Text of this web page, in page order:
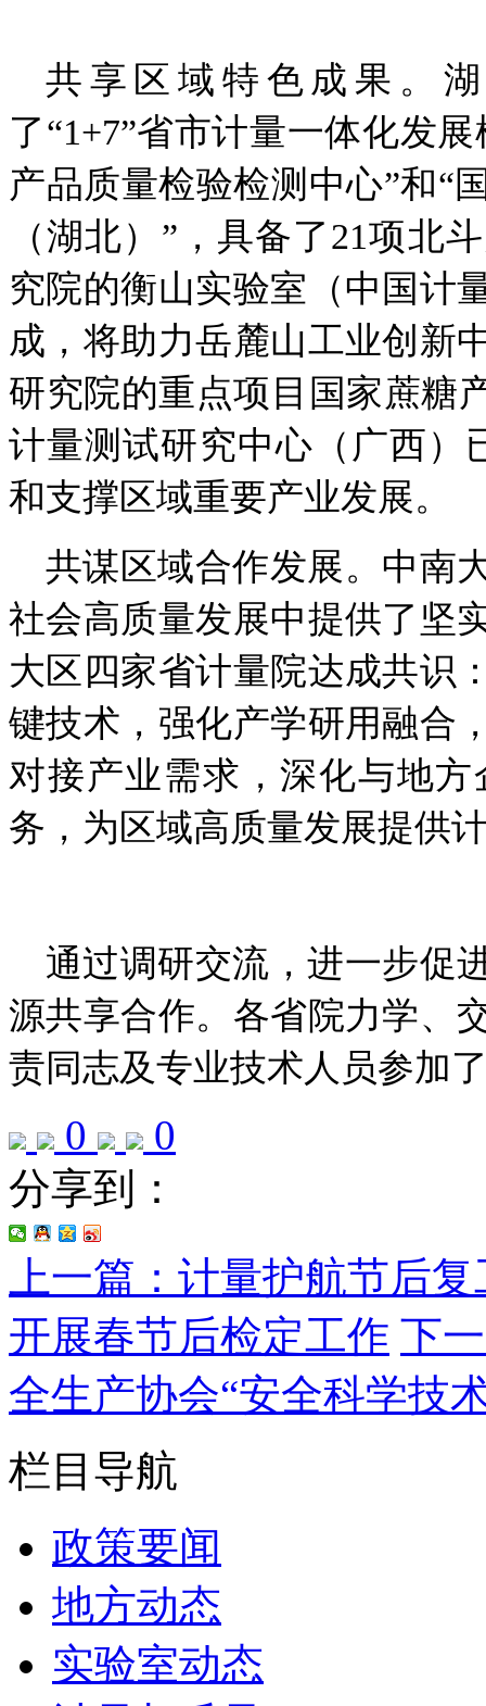
共享区域特色成果。
了“1+7”省市计量一体化发
产品质量检验检测中心”和“
（湖北）”，具备了21项北
究院的衡山实验室（中国计
成，将助力岳麓山工业创新
研究院的重点项目国家蔗糖
计量测试研究中心（广西）
和支撑区域重要产业发展。
共谋区域合作发展。中南
社会高质量发展中提供了坚
大区四家省计量院达成共识
键技术，强化产学研用融合
对接产业需求，深化与地
务，为区域高质量发展提供
通过调研交流，进一步促
源共享合作。各省院力学、
责同志及专业技术人员参加
0
0
分享到：
上一篇：计量护航节后
开展春节后检定工作 下
全生产协会“安全科学技
栏目导航
政策要闻
地方动态
实验室动态